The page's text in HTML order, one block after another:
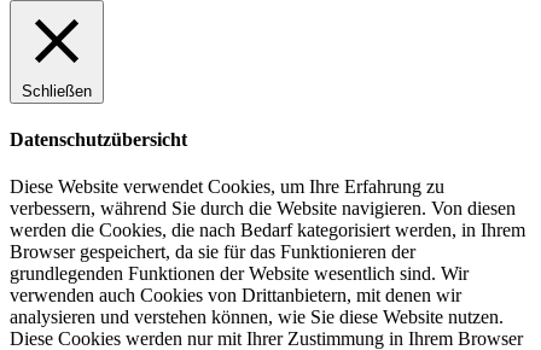
Schließen
Datenschutzübersicht
Diese Website verwendet Cookies, um Ihre Erfahrung zu
verbessern, während Sie durch die Website navigieren. Von diesen
werden die Cookies, die nach Bedarf kategorisiert werden, in Ihrem
Browser gespeichert, da sie für das Funktionieren der
grundlegenden Funktionen der Website wesentlich sind. Wir
verwenden auch Cookies von Drittanbietern, mit denen wir
analysieren und verstehen können, wie Sie diese Website nutzen.
Diese Cookies werden nur mit Ihrer Zustimmung in Ihrem Browser